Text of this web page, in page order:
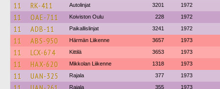
11 RK-411 Autolinjat 3201 1972
11 OAE-711 Koiviston Oulu 228 1972
11 ADB-11 Paikallislinjat 3241 1972
11 ABS-950 Härmän Liikenne 3657 1973
11 LCX-674 Kittilä 3653 1973
11 HAX-620 Mikkolan Liikenne 1318 1973
11 UAN-325 Rajala 377 1973
Rajala 355 1973